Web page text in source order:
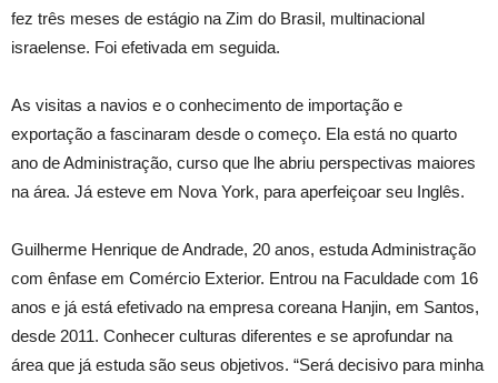
fez três meses de estágio na Zim do Brasil, multinacional
israelense. Foi efetivada em seguida.
As visitas a navios e o conhecimento de importação e
exportação a fascinaram desde o começo. Ela está no quarto
ano de Administração, curso que lhe abriu perspectivas maiores
na área. Já esteve em Nova York, para aperfeiçoar seu Inglês.
Guilherme Henrique de Andrade, 20 anos, estuda Administração
com ênfase em Comércio Exterior. Entrou na Faculdade com 16
anos e já está efetivado na empresa coreana Hanjin, em Santos,
desde 2011. Conhecer culturas diferentes e se aprofundar na
área que já estuda são seus objetivos. “Será decisivo para minha